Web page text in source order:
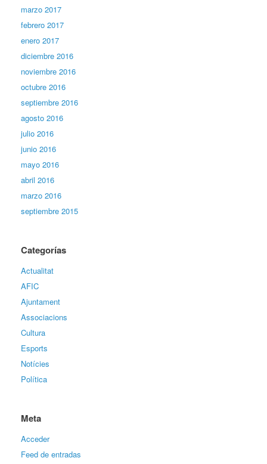
marzo 2017
febrero 2017
enero 2017
diciembre 2016
noviembre 2016
octubre 2016
septiembre 2016
agosto 2016
julio 2016
junio 2016
mayo 2016
abril 2016
marzo 2016
septiembre 2015
Categorías
Actualitat
AFIC
Ajuntament
Associacions
Cultura
Esports
Notícies
Política
Meta
Acceder
Feed de entradas